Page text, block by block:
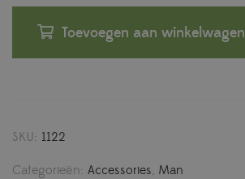
Toevoegen aan winkelwagen
SKU: 1122
Categorieën: Accessories, Man